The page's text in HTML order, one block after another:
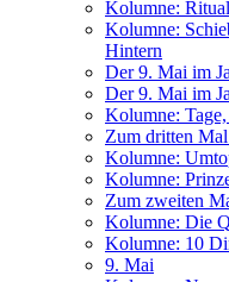
Kolumne:
Kolumne:
Hintern
Der 9. Mai im
Der 9. Mai im
Kolumne:
Zum dritten
Kolumne:
Kolumne:
Zum zweiten
Kolumne: Die
Kolumne: 10
9. Mai